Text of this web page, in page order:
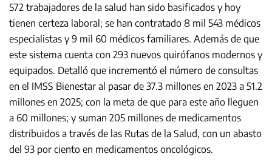
572 trabajadores de la salud han sido basificados y hoy
tienen certeza laboral; se han contratado 8 mil 543 médicos
especialistas y 9 mil 60 médicos familiares. Además de que
este sistema cuenta con 293 nuevos quirófanos modernos y
equipados. Detalló que incrementó el número de consultas
en el IMSS Bienestar al pasar de 37.3 millones en 2023 a 51.2
millones en 2025; con la meta de que para este año lleguen
a 60 millones; y suman 205 millones de medicamentos
distribuidos a través de las Rutas de la Salud, con un abasto
del 93 por ciento en medicamentos oncológicos.